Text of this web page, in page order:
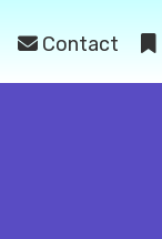
Contact